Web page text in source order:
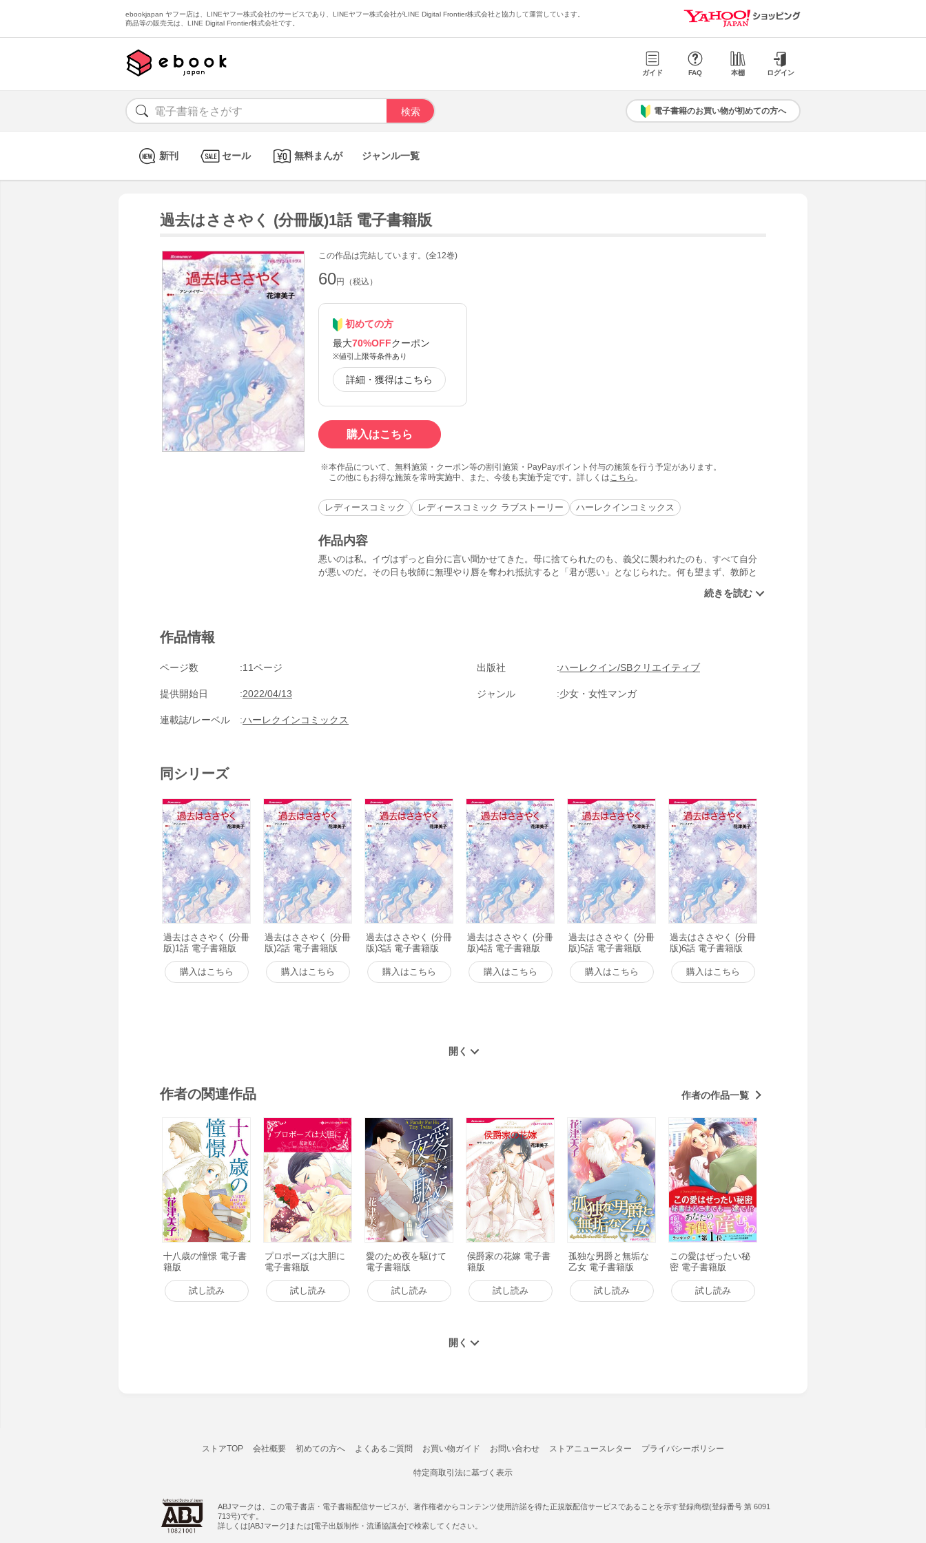
ebookjapan ヤフー店は、LINEヤフー株式会社のサービスであり、LINEヤフー株式会社がLINE Digital Frontier株式会社と協力して運営しています。
商品等の販売元は、LINE Digital Frontier株式会社です。
ガイド FAQ 本棚 ログイン
電子書籍のお買い物が初めての方へ
新刊 セール 無料まんが ジャンル一覧
過去はささやく (分冊版)1話 電子書籍版
この作品は完結しています。(全12巻)
60円（税込）
初めての方
最大70%OFFクーポン
※値引上限等条件あり
詳細・獲得はこちら
購入はこちら
本作品について、無料施策・クーポン等の割引施策・PayPayポイント付与の施策を行う予定があります。
この他にもお得な施策を常時実施中、また、今後も実施予定です。詳しくは こちら 。
レディースコミック レディースコミック ラブストーリー ハーレクインコミックス
作品内容
悪いのは私。イヴはずっと自分に言い聞かせてきた。母に捨てられたのも、義父に襲われたのも、すべて自分
が悪いのだ。その日も牧師に無理やり唇を奪われ抵抗すると「君が悪い」となじられた。何も望まず、教師と
た人がいた。ジェイク。イヴは心から救われた。でも、彼にすがってはいけない。彼はあの女の恋人だから。
作品情報
ページ数 11ページ 出版社 ハーレクイン/SBクリエイティブ
提供開始日 2022/04/13 ジャンル 少女・女性マンガ
連載誌/レーベル ハーレクインコミックス
同シリーズ
過去はささやく (分冊
版)1話 電子書籍版
購入はこちら
過去はささやく (分冊
版)2話 電子書籍版
購入はこちら
過去はささやく (分冊
版)3話 電子書籍版
購入はこちら
過去はささやく (分冊
版)4話 電子書籍版
購入はこちら
過去はささやく (分冊
版)5話 電子書籍版
購入はこちら
過去はささやく (分冊
版)6話 電子書籍版
購入はこちら
作者の関連作品 作者の作品一覧
十八歳の憧憬 電子書
籍版
試し読み
プロポーズは大胆に
電子書籍版
試し読み
愛のため夜を駆けて
電子書籍版
試し読み
侯爵家の花嫁 電子書
籍版
試し読み
孤独な男爵と無垢な
乙女 電子書籍版
試し読み
この愛はぜったい秘
密 電子書籍版
試し読み
ストアTOP 会社概要 初めての方へ よくあるご質問 お買い物ガイド お問い合わせ ストアニュースレター プライバシーポリシー
特定商取引法に基づく表示
ABJマークは、この電子書店・電子書籍配信サービスが、著作権者からコンテンツ使用許諾を得た正規版配信サービスであることを示す登録商標(登録番号 第 6091
713号)です。
詳しくは[ABJマーク]または[電子出版制作・流通協議会]で検索してください。